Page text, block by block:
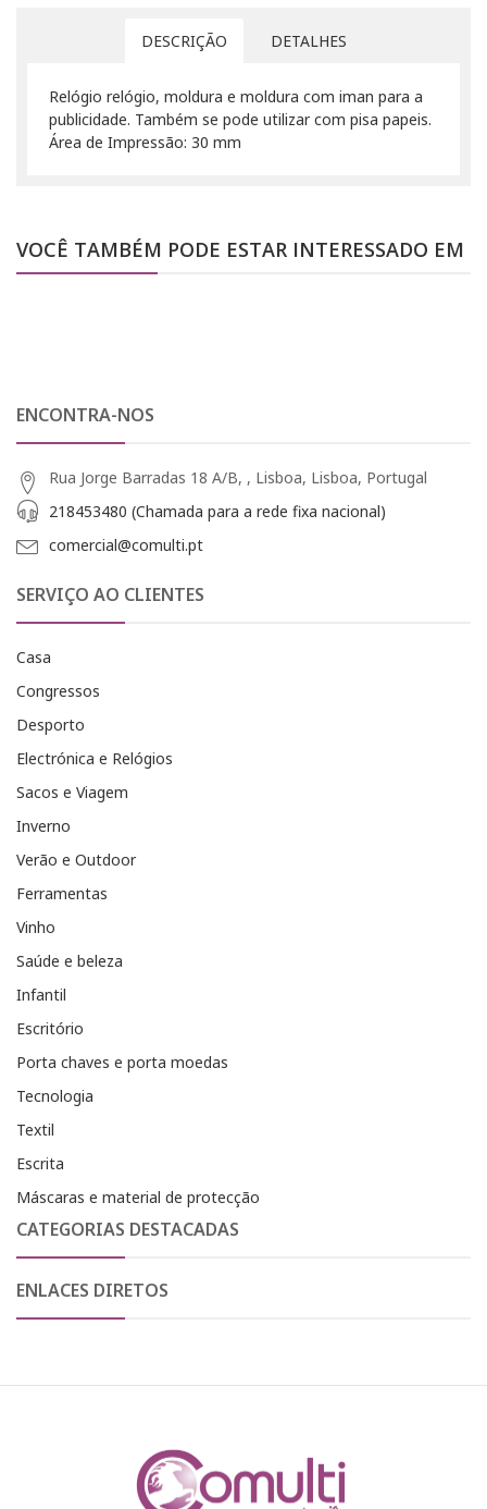
DESCRIÇÃO DETALHES
Relógio relógio, moldura e moldura com iman para a
publicidade. Também se pode utilizar com pisa papeis.
Área de Impressão: 30 mm
VOCÊ TAMBÉM PODE ESTAR INTERESSADO EM
ENCONTRA-NOS
Rua Jorge Barradas 18 A/B, , Lisboa, Lisboa, Portugal
218453480 (Chamada para a rede fixa nacional)
comercial@comulti.pt
SERVIÇO AO CLIENTES
Casa
Congressos
Desporto
Electrónica e Relógios
Sacos e Viagem
Inverno
Verão e Outdoor
Ferramentas
Vinho
Saúde e beleza
Infantil
Escritório
Porta chaves e porta moedas
Tecnologia
Textil
Escrita
Máscaras e material de protecção
CATEGORIAS DESTACADAS
ENLACES DIRETOS